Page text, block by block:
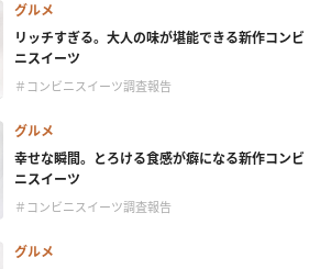
グルメ
リッチすぎる。大人の味が堪能できる新作コンビ
ニスイーツ
＃コンビニスイーツ調査報告
グルメ
幸せな瞬間。とろける食感が癖になる新作コンビ
ニスイーツ
＃コンビニスイーツ調査報告
グルメ